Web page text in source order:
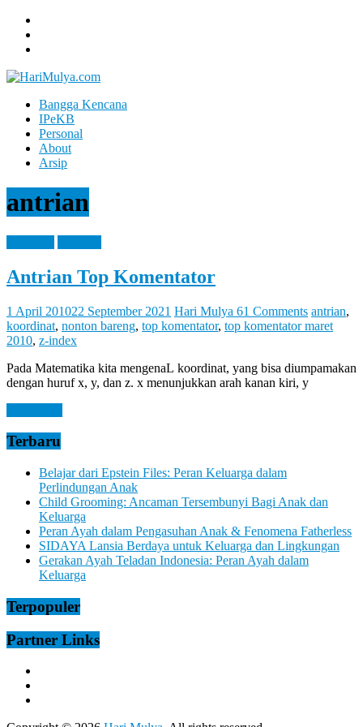
Skip
content
Hari
Mulya
Brain
Can
Analyze
Right
Brain
You
Feel
It
Bangga Kencana
IPeKB
Personal
About
Arsip
antrian
Antrian Top Komentator
1 April 201022 September 2021 Hari Mulya 61 Comments antrian,
koordinat, nonton bareng, top komentator, top komentator maret
2010, z-index
Pada Matematika kita mengenaL koordinat, yang bisa diumpamakan
dengan huruf x, y, dan z. x menunjukkan arah kanan kiri, y
Terbaru
Belajar dari Epstein Files: Peran Keluarga dalam
Perlindungan Anak
Child Grooming: Ancaman Tersembunyi Bagi Anak dan
Keluarga
Peran Ayah dalam Pengasuhan Anak & Fenomena Fatherless
SIDAYA Lansia Berdaya untuk Keluarga dan Lingkungan
Gerakan Ayah Teladan Indonesia: Peran Ayah dalam
Keluarga
Terpopuler
Partner Links